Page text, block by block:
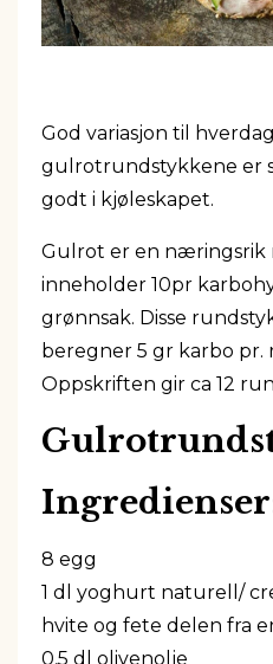
God variasjon til
gulrotrundstykkene er
godt i kjøleskapet.
Gulrot er en næringsrik
inneholder 10pr
grønnsak. Disse
beregner 5 gr karbo pr.
Oppskriften gir ca 12
8 egg
1 dl yoghurt naturell/
hvite og fete delen fra
0,5 dl olivenolje